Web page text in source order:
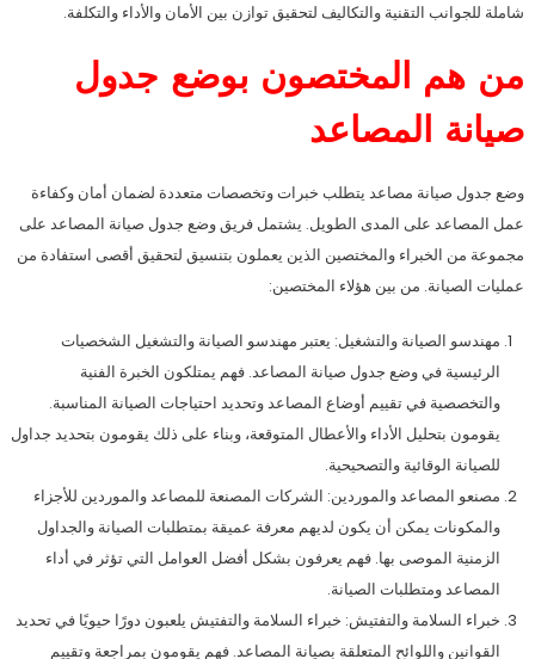
شاملة للجوانب التقنية والتكاليف لتحقيق توازن بين الأمان والأداء والتكلفة.
من هم المختصون بوضع جدول
صيانة المصاعد
وضع جدول صيانة مصاعد يتطلب خبرات وتخصصات متعددة لضمان أمان وكفاءة
عمل المصاعد على المدى الطويل. يشتمل فريق وضع جدول صيانة المصاعد على
مجموعة من الخبراء والمختصين الذين يعملون بتنسيق لتحقيق أقصى استفادة من
عمليات الصيانة. من بين هؤلاء المختصين:
مهندسو الصيانة والتشغيل: يعتبر مهندسو الصيانة والتشغيل الشخصيات
الرئيسية في وضع جدول صيانة المصاعد. فهم يمتلكون الخبرة الفنية
والتخصصية في تقييم أوضاع المصاعد وتحديد احتياجات الصيانة المناسبة.
يقومون بتحليل الأداء والأعطال المتوقعة، وبناء على ذلك يقومون بتحديد جداول
للصيانة الوقائية والتصحيحية.
مصنعو المصاعد والموردين: الشركات المصنعة للمصاعد والموردين للأجزاء
والمكونات يمكن أن يكون لديهم معرفة عميقة بمتطلبات الصيانة والجداول
الزمنية الموصى بها. فهم يعرفون بشكل أفضل العوامل التي تؤثر في أداء
المصاعد ومتطلبات الصيانة.
خبراء السلامة والتفتيش: خبراء السلامة والتفتيش يلعبون دورًا حيويًا في تحديد
القوانين واللوائح المتعلقة بصيانة المصاعد. فهم يقومون بمراجعة وتقييم